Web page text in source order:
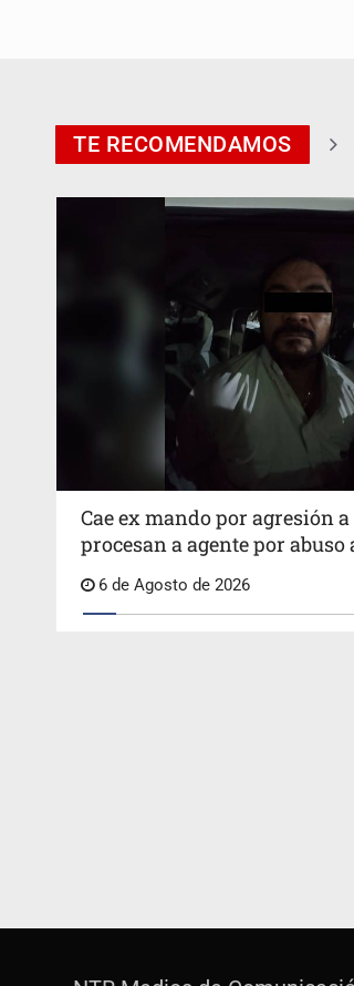
TE RECOMENDAMOS
Cae ex mando por agresión
procesan a agente por abuso
6 de Agosto de 2026